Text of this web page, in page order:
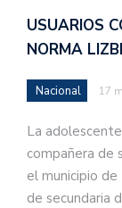
USUARIOS
NORMA
Nacional 17
La
compañera de
el municipio
de secundaria